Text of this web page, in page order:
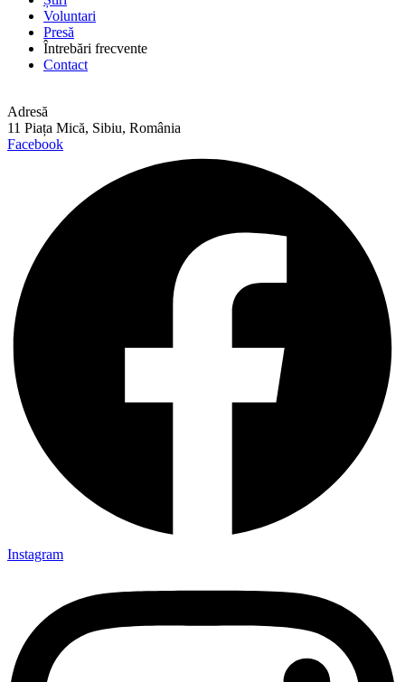
Voluntari
Presă
Întrebări frecvente
Contact
Adresă
11 Piața Mică, Sibiu, România
Facebook
Instagram